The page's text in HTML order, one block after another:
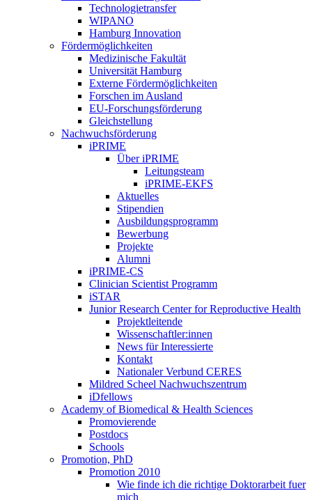
Technologietransfer
WIPANO
Hamburg Innovation
Fördermöglichkeiten
Medizinische Fakultät
Universität Hamburg
Externe Fördermöglichkeiten
Forschen im Ausland
EU-Forschungsförderung
Gleichstellung
Nachwuchsförderung
iPRIME
Über iPRIME
Leitungsteam
iPRIME-EKFS
Aktuelles
Stipendien
Ausbildungsprogramm
Bewerbung
Projekte
Alumni
iPRIME-CS
Clinician Scientist Programm
iSTAR
Junior Research Center for Reproductive Health
Projektleitende
Wissenschaftler:innen
News für Interessierte
Kontakt
Nationaler Verbund CERES
Mildred Scheel Nachwuchszentrum
iDfellows
Academy of Biomedical & Health Sciences
Promovierende
Postdocs
Schools
Promotion, PhD
Promotion 2010
Wie finde ich die richtige Doktorarbeit fuer
mich